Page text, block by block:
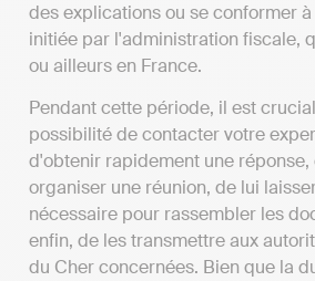
des explications ou se conformer
initiée par l'administration fiscale,
ou ailleurs en France.
Pendant cette période, il est
possibilité de contacter votre
d'obtenir rapidement une
organiser une réunion, de lui
nécessaire pour rassembler les
enfin, de les transmettre aux
du Cher concernées. Bien que la